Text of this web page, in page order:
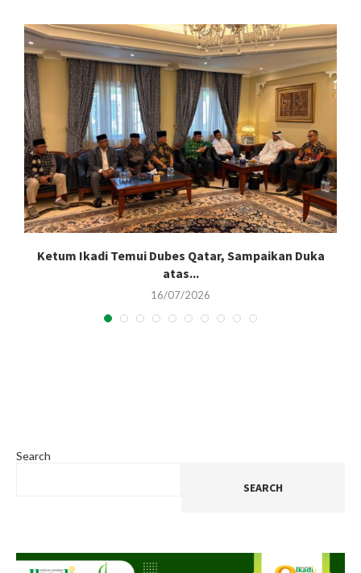
Ketum Ikadi Temui Dubes Qatar, Sampaikan Duka
atas...
16/07/2026
Search
SEARCH